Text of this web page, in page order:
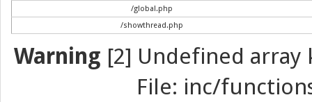
/global.php
/showthread.php
Warning [2] Undefined array
File: inc/